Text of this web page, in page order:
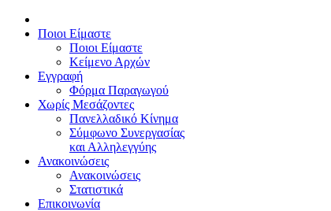
Ποιοι Είμαστε
Ποιοι Είμαστε
Κείμενο Αρχών
Εγγραφή
Φόρμα Παραγωγού
Χωρίς Μεσάζοντες
Πανελλαδικό Κίνημα
Σύμφωνο Συνεργασίας
και Αλληλεγγύης
Ανακοινώσεις
Ανακοινώσεις
Στατιστικά
Επικοινωνία